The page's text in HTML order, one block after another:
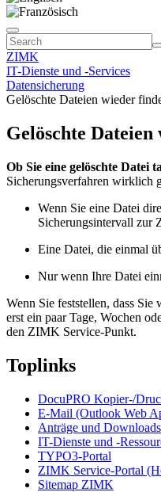
ZIMK
IT-Dienste und -Services
Datensicherung
Gelöschte Dateien wieder
Gelöschte
Ob Sie eine gelöschte Datei
Sicherungsverfahren wirklich
Wenn Sie eine Datei
Sicherungsintervall zur
Eine Datei, die einmal
Nur wenn Ihre Datei
Wenn Sie feststellen, dass
erst ein paar Tage, Wochen
den ZIMK Service-Punkt.
Toplinks
DocuPRO Kopier-/
E-Mail (Outlook Web
Anträge und Downloads
IT-Dienste und -
TYPO3-Portal
ZIMK Service-Portal
Sitemap ZIMK